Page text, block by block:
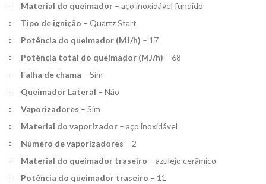
Material do queimador – aço inoxidável fundido
Tipo de ignição – Quartz Start
Potência do queimador (MJ/h) – 17
Potência total do queimador (MJ/h) – 68
Falha de chama – Sim
Queimador Lateral – Não
Vaporizadores – Sim
Material do vaporizador – aço inoxidável
Número de vaporizadores – 2
Material do queimador traseiro – azulejo cerâmico
Potência do queimador traseiro – 11